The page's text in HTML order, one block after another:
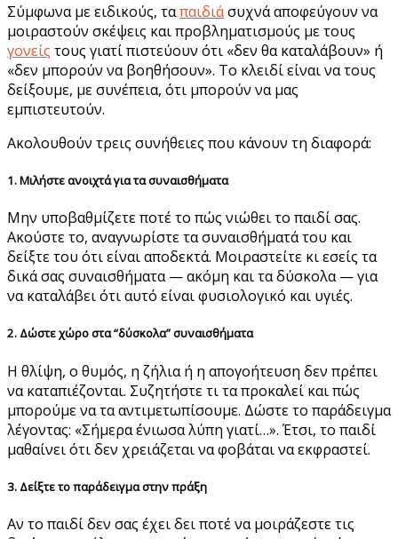
Σύμφωνα με ειδικούς, ταπαιδιάσυχνά αποφεύγουν να
μοιραστούν σκέψεις και προβληματισμούς με τους
γονείς τους γιατί πιστεύουν ότι «δεν θα καταλάβουν» ή
«δεν μπορούν να βοηθήσουν». Το κλειδί είναι να τους
δείξουμε, με συνέπεια, ότι μπορούν να μας
εμπιστευτούν.
Ακολουθούν τρεις συνήθειες που κάνουν τη διαφορά:
1. Μιλήστε ανοιχτά για τα συναισθήματα
Μην υποβαθμίζετε ποτέ το πώς νιώθει το παιδί σας.
Ακούστε το, αναγνωρίστε τα συναισθήματά του και
δείξτε του ότι είναι αποδεκτά. Μοιραστείτε κι εσείς τα
δικά σας συναισθήματα — ακόμη και τα δύσκολα — για
να καταλάβει ότι αυτό είναι φυσιολογικό και υγιές.
2. Δώστε χώρο στα “δύσκολα” συναισθήματα
Η θλίψη, ο θυμός, η ζήλια ή η απογοήτευση δεν πρέπει
να καταπιέζονται. Συζητήστε τι τα προκαλεί και πώς
μπορούμε να τα αντιμετωπίσουμε. Δώστε το παράδειγμα
λέγοντας: «Σήμερα ένιωσα λύπη γιατί…». Έτσι, το παιδί
μαθαίνει ότι δεν χρειάζεται να φοβάται να εκφραστεί.
3. Δείξτε το παράδειγμα στην πράξη
Αν το παιδί δεν σας έχει δει ποτέ να μοιράζεστε τις